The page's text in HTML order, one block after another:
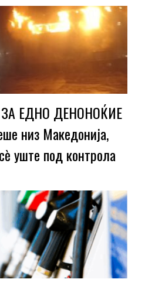
ЕДНО ДЕНОНОЌИЕ
низ Македонија,
уште под контрола